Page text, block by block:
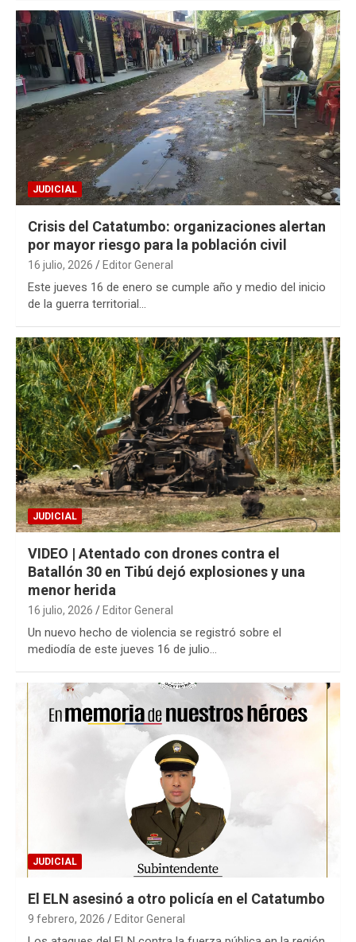
JUDICIAL
Crisis del Catatumbo: organizaciones alertan
por mayor riesgo para la población civil
16 julio, 2026 Editor General
Este jueves 16 de enero se cumple año y medio del inicio
de la guerra territorial…
JUDICIAL
VIDEO | Atentado con drones contra el
Batallón 30 en Tibú dejó explosiones y una
menor herida
16 julio, 2026 Editor General
Un nuevo hecho de violencia se registró sobre el
mediodía de este jueves 16 de julio…
JUDICIAL
El ELN asesinó a otro policía en el Catatumbo
9 febrero, 2026 Editor General